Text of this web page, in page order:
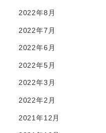
2022年8月
2022年7月
2022年6月
2022年5月
2022年3月
2022年2月
2021年12月